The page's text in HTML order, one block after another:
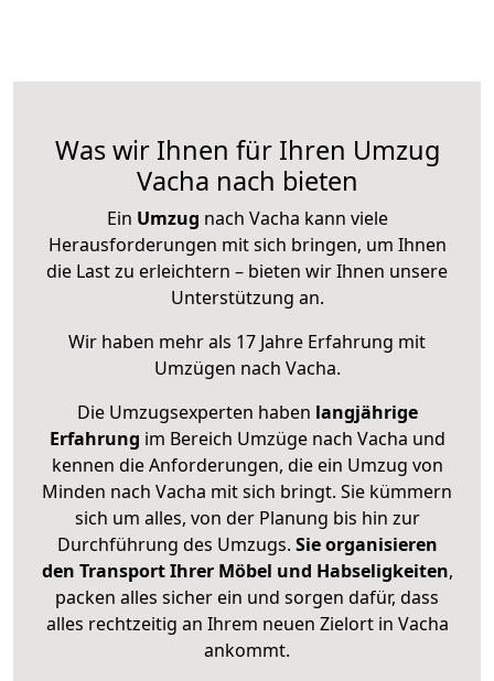
Was wir Ihnen für Ihren Umzug
Vacha nach bieten
Ein Umzug nach Vacha kann viele
Herausforderungen mit sich bringen, um Ihnen
die Last zu erleichtern – bieten wir Ihnen unsere
Unterstützung an.
Wir haben mehr als 17 Jahre Erfahrung mit
Umzügen nach Vacha.
Die Umzugsexperten haben langjährige
Erfahrung im Bereich Umzüge nach Vacha und
kennen die Anforderungen, die ein Umzug von
Minden nach Vacha mit sich bringt. Sie kümmern
sich um alles, von der Planung bis hin zur
Durchführung des Umzugs. Sie organisieren
den Transport Ihrer Möbel und Habseligkeiten,
packen alles sicher ein und sorgen dafür, dass
alles rechtzeitig an Ihrem neuen Zielort in Vacha
ankommt.